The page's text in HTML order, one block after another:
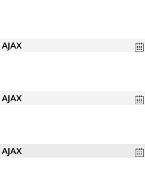
AJAX
AJAX
AJAX